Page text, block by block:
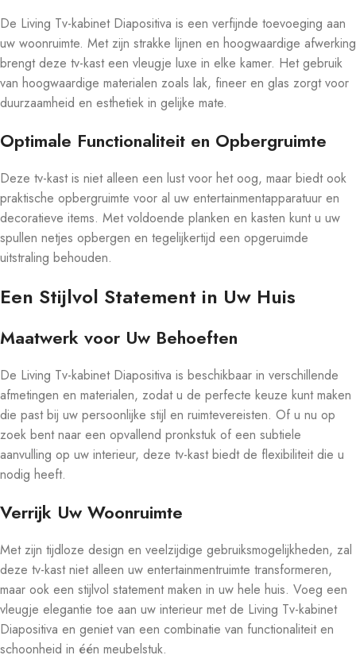
De Living Tv-kabinet Diapositiva is een verfijnde toevoeging aan
uw woonruimte. Met zijn strakke lijnen en hoogwaardige afwerking
brengt deze tv-kast een vleugje luxe in elke kamer. Het gebruik
van hoogwaardige materialen zoals lak, fineer en glas zorgt voor
duurzaamheid en esthetiek in gelijke mate.
Optimale Functionaliteit en Opbergruimte
Deze tv-kast is niet alleen een lust voor het oog, maar biedt ook
praktische opbergruimte voor al uw entertainmentapparatuur en
decoratieve items. Met voldoende planken en kasten kunt u uw
spullen netjes opbergen en tegelijkertijd een opgeruimde
uitstraling behouden.
Een Stijlvol Statement in Uw Huis
Maatwerk voor Uw Behoeften
De Living Tv-kabinet Diapositiva is beschikbaar in verschillende
afmetingen en materialen, zodat u de perfecte keuze kunt maken
die past bij uw persoonlijke stijl en ruimtevereisten. Of u nu op
zoek bent naar een opvallend pronkstuk of een subtiele
aanvulling op uw interieur, deze tv-kast biedt de flexibiliteit die u
nodig heeft.
Verrijk Uw Woonruimte
Met zijn tijdloze design en veelzijdige gebruiksmogelijkheden, zal
deze tv-kast niet alleen uw entertainmentruimte transformeren,
maar ook een stijlvol statement maken in uw hele huis. Voeg een
vleugje elegantie toe aan uw interieur met de Living Tv-kabinet
Diapositiva en geniet van een combinatie van functionaliteit en
schoonheid in één meubelstuk.